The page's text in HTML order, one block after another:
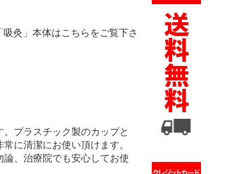
吸灸」本体はこちらをご覧下さ
プラスチック製のカップと
に清潔にお使い頂けます。
、治療院でも安心してお使